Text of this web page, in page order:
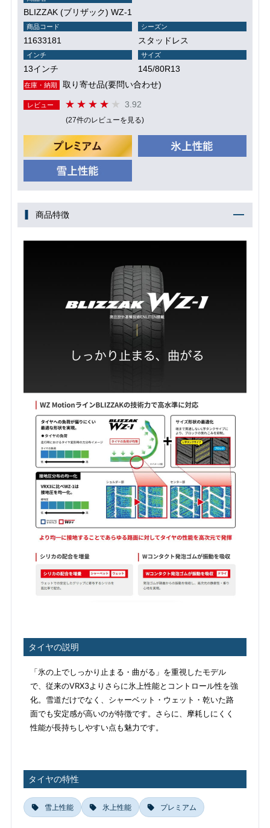
BLIZZAK (ブリザック) WZ-1
商品コード
11633181
シーズン
スタッドレス
インチ
13インチ
サイズ
145/80R13
在庫・納期 取り寄せ品(要問い合わせ)
レビュー 3.92
(27件のレビューを見る)
商品特徴
タイヤの説明
「氷の上でしっかり止まる・曲がる」を重視したモデル
で、従来のVRX3よりさらに氷上性能とコントロール性を強
化。雪道だけでなく、シャーベット・ウェット・乾いた路
面でも安定感が高いのが特徴です。さらに、摩耗しにくく
性能が長持ちしやすい点も魅力です。
タイヤの特性
雪上性能 氷上性能 プレミアム